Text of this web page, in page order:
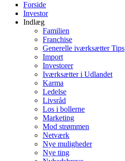
Forside
Investor
Indlæg
Familien
Franchise
Generelle iværksætter Tips
Import
Investorer
Iværksætter i Udlandet
Karma
Ledelse
Livsråd
Los i bollerne
Marketing
Mod strømmen
Netværk
Nye muligheder
Nye ting